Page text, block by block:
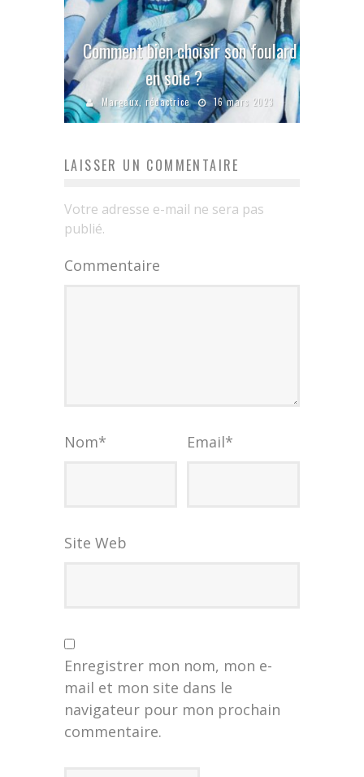
Comment bien choisir son foulard
en soie ?
Margaux, rédactrice 16 mars 2023
LAISSER UN COMMENTAIRE
Votre adresse e-mail ne sera pas
publié.
Commentaire
Nom* Email*
Site Web
Enregistrer mon nom, mon e-
mail et mon site dans le
navigateur pour mon prochain
commentaire.